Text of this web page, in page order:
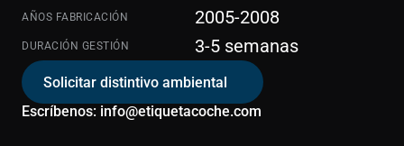
AÑOS FABRICACIÓN 2005-2008
DURACIÓN GESTIÓN 3-5 semanas
Solicitar distintivo ambiental
Escríbenos: info@etiquetacoche.com